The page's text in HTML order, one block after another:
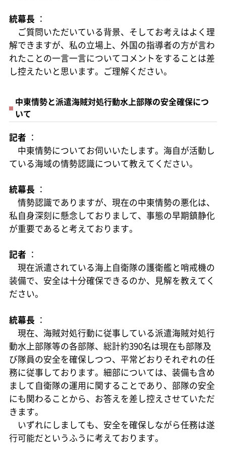
統幕長 ：
ご質問いただいている背景、そしてお考えはよく理
解できますが、私の立場上、外国の指導者の方が言わ
れたことの一言一言についてコメントをすることは差
し控えたいと思います。ご理解ください。
中東情勢と派遣海賊対処行動水上部隊の安全確保につ
いて
記者 ：
中東情勢についてお伺いいたします。海自が活動し
ている海域の情勢認識について教えてください。
統幕長 ：
情勢認識でありますが、現在の中東情勢の悪化は、
私自身深刻に懸念しておりまして、事態の早期鎮静化
が重要であると考えております。
記者 ：
現在派遣されている海上自衛隊の護衛艦と哨戒機の
装備で、安全は十分確保できるのか、見解を教えてく
ださい。
統幕長 ：
現在、海賊対処行動に従事している派遣海賊対処行
動水上部隊等の各部隊、総計約390名は現在も部隊及
び隊員の安全を確保しつつ、平常どおりそれぞれの任
務に従事しております。細部については、装備も含め
まして自衛隊の運用に関することであり、部隊の安全
にも関わることから、お答えを差し控えさせていただ
きます。
いずれにしましても、安全を確保しながら任務は遂
行可能だというふうに考えております。